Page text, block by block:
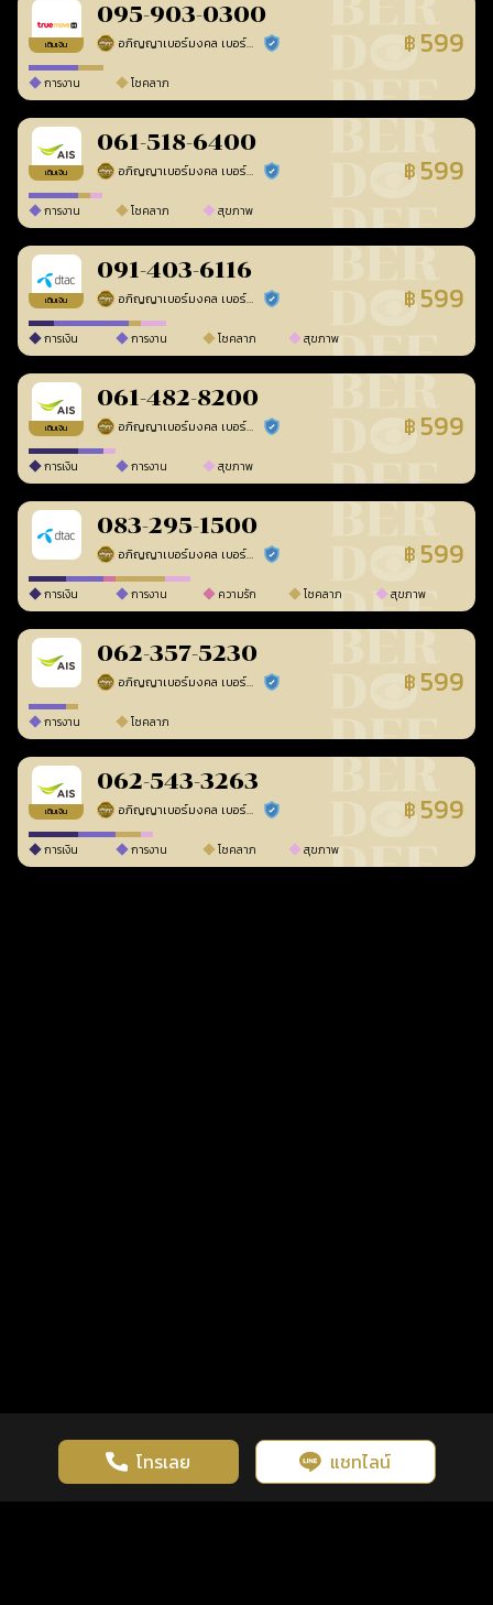
เติมเงิน
095-903-0300
อภิญญาเบอร์มงคล เบอร์สวยเลขศาสตร์ ร้านยืนยันแล้ว ฿ 599
การงาน โชคลาภ
เติมเงิน
061-518-6400
อภิญญาเบอร์มงคล เบอร์สวยเลขศาสตร์ ร้านยืนยันแล้ว ฿ 599
การงาน โชคลาภ สุขภาพ
เติมเงิน
091-403-6116
อภิญญาเบอร์มงคล เบอร์สวยเลขศาสตร์ ร้านยืนยันแล้ว ฿ 599
การเงิน การงาน โชคลาภ สุขภาพ
เติมเงิน
061-482-8200
อภิญญาเบอร์มงคล เบอร์สวยเลขศาสตร์ ร้านยืนยันแล้ว ฿ 599
การเงิน การงาน สุขภาพ
083-295-1500
อภิญญาเบอร์มงคล เบอร์สวยเลขศาสตร์ ร้านยืนยันแล้ว ฿ 599
การเงิน การงาน ความรัก โชคลาภ สุขภาพ
062-357-5230
อภิญญาเบอร์มงคล เบอร์สวยเลขศาสตร์ ร้านยืนยันแล้ว ฿ 599
การงาน โชคลาภ
เติมเงิน
062-543-3263
อภิญญาเบอร์มงคล เบอร์สวยเลขศาสตร์ ร้านยืนยันแล้ว ฿ 599
การเงิน การงาน โชคลาภ สุขภาพ
โทรเลย แชทไลน์
เว็บไซต์นี้มีการใช้งานคุกกี้ เพื่อเพิ่มประสิทธิภาพและประสบการณ์ที่ดี
ในการใช้งานเว็บไซต์ นโยบายความเป็นส่วนตัว
รู้ก่อน พร้อมกว่า ทุกจังหวะชีวิต คลิกดูดวงฟรี